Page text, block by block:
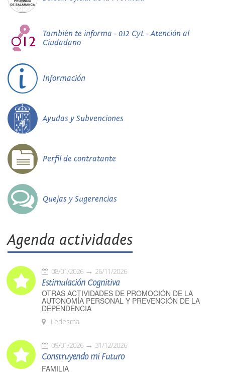
También te informa - 012 CyL - Atención al
Ciudadano
Información
Ayudas y Subvenciones
Perfil de contratante
Quejas y Sugerencias
Agenda actividades
08/01/2026 26/11/2026
Estimulación Cognitiva
OTRAS ACTIVIDADES DE PROMOCIÓN DE LA
AUTONOMÍA PERSONAL Y PREVENCIÓN DE LA
DEPENDENCIA
Ledesma
09/01/2026 31/12/2026
Construyendo mi Futuro
FAMILIA